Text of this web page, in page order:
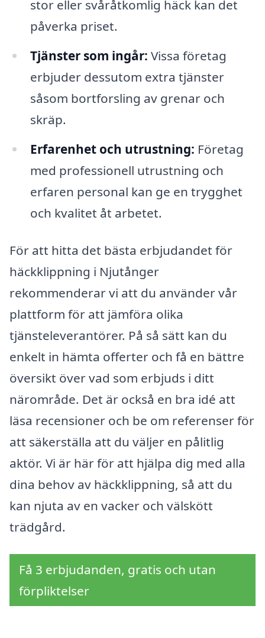
stor eller svåråtkomlig häck kan det
påverka priset.
Tjänster som ingår: Vissa företag
erbjuder dessutom extra tjänster
såsom bortforsling av grenar och
skräp.
Erfarenhet och utrustning: Företag
med professionell utrustning och
erfaren personal kan ge en trygghet
och kvalitet åt arbetet.
För att hitta det bästa erbjudandet för
häckklippning i Njutånger
rekommenderar vi att du använder vår
plattform för att jämföra olika
tjänsteleverantörer. På så sätt kan du
enkelt in hämta offerter och få en bättre
översikt över vad som erbjuds i ditt
närområde. Det är också en bra idé att
läsa recensioner och be om referenser för
att säkerställa att du väljer en pålitlig
aktör. Vi är här för att hjälpa dig med alla
dina behov av häckklippning, så att du
kan njuta av en vacker och välskött
trädgård.
Få 3 erbjudanden, gratis och utan
förpliktelser